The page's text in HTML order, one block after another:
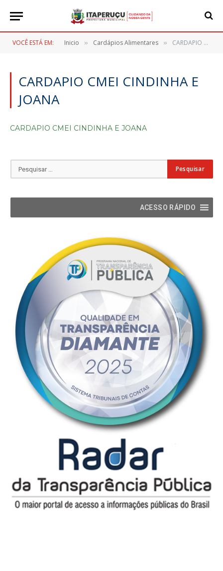
VOCÊ ESTÁ EM: Inicio » Cardápios Alimentares » CARDAPIO CMEI CINDINHA E JOANA
CARDAPIO CMEI CINDINHA E
JOANA
CARDAPIO CMEI CINDINHA E JOANA
ACESSO RÁPIDO